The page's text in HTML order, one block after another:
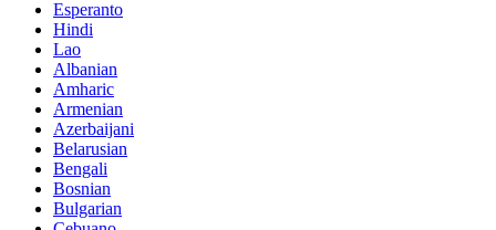
Esperanto
Hindi
Lao
Albanian
Amharic
Armenian
Azerbaijani
Belarusian
Bengali
Bosnian
Bulgarian